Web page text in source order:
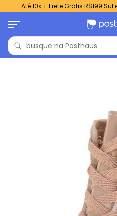
Até 10x + Frete Grátis R$199